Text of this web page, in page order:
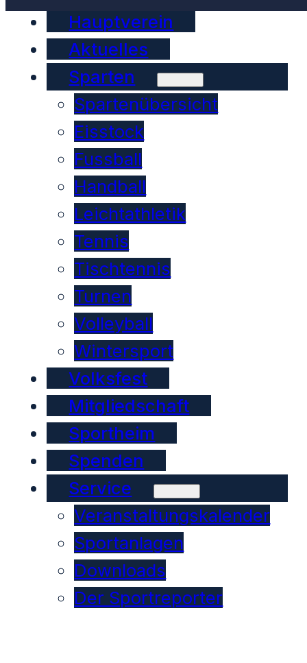
Hauptverein
Aktuelles
Sparten
Spartenübersicht
Eisstock
Fussball
Handball
Leichtathletik
Tennis
Tischtennis
Turnen
Volleyball
Wintersport
Volksfest
Mitgliedschaft
Sportheim
Spenden
Service
Veranstaltungskalender
Sportanlagen
Downloads
Der Sportreporter